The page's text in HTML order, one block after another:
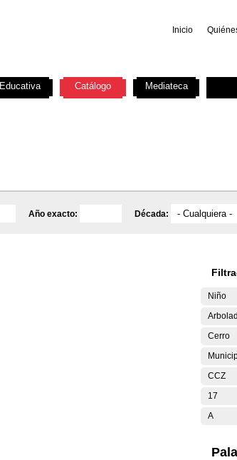
Inicio
Año exacto: Década:
Niño
Cerro
CCZ
17
A
Educativa Catálogo Mediateca